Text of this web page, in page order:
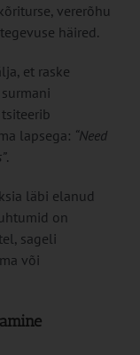
vererõhu
häired.
et raske
lapsega: “Need
.
läbi elanud
on
sageli
või